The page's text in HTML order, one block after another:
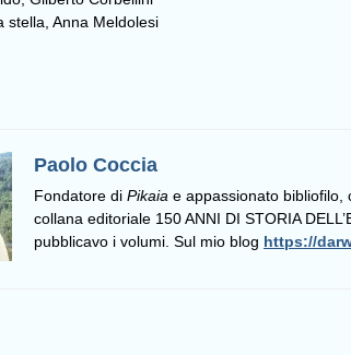
stella, Anna Meldolesi
Paolo Coccia
Fondatore di Pikaia e appassionato bibliofilo,
collana editoriale 150 ANNI DI STORIA
pubblicavo i volumi. Sul mio blog https://